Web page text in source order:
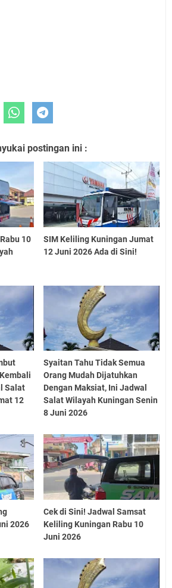
postingan ini :
10
SIM Keliling Kuningan Jumat
12 Juni 2026 Ada di Sini!
Salat
12
Syaitan Tahu Tidak Semua
Orang Mudah Dijatuhkan
Dengan Maksiat, Ini Jadwal
Salat Wilayah Kuningan Senin
8 Juni 2026
2026
Cek di Sini! Jadwal Samsat
Keliling Kuningan Rabu 10
Juni 2026